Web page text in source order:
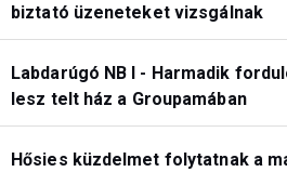
biztató üzeneteket vizsgálnak
Labdarúgó NB I - Harmadik
lesz telt ház a Groupamában
Hősies küzdelmet folytatnak a